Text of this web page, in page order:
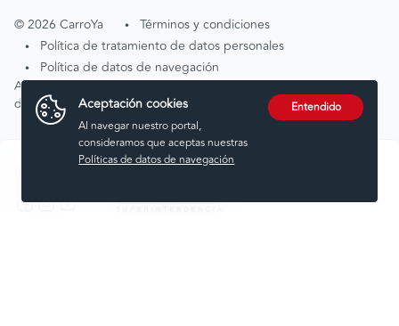
©2026 CarroYa • Términos y condiciones
• Política de tratamiento de datos personales
•
Política de datos de navegación
Atención de solicitudes por tratamiento de
datostratamientodedatos@carroya.com
Aceptación cookies
Al navegar nuestro portal,
consideramos que aceptas nuestras
Políticas de datos de navegación
Entendido